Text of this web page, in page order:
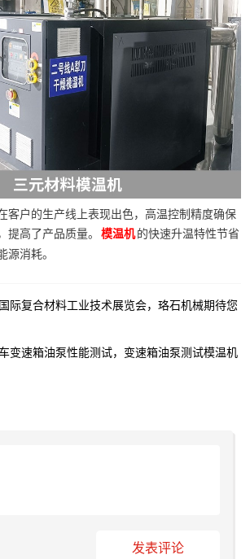
客户的生产线上表现出色，高温控制精度确保
提高了产品质量。
模温机的快速升温特性节省
源消耗。
际复合材料工业技术展览会，珞石机械期待您
变速箱油泵性能测试，变速箱油泵测试模温机
发表评论